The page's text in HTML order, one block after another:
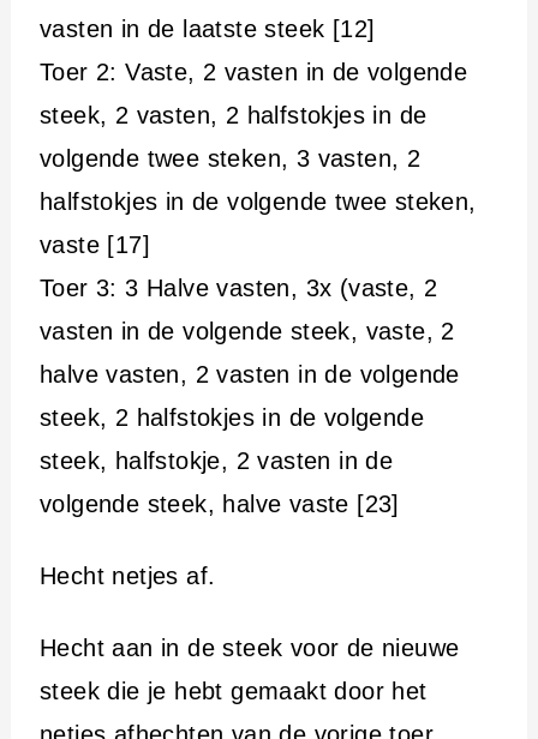
vasten in de laatste steek [12]
Toer 2: Vaste, 2 vasten in de volgende
steek, 2 vasten, 2 halfstokjes in de
volgende twee steken, 3 vasten, 2
halfstokjes in de volgende twee steken,
vaste [17]
Toer 3: 3 Halve vasten, 3x (vaste, 2
vasten in de volgende steek, vaste, 2
halve vasten, 2 vasten in de volgende
steek, 2 halfstokjes in de volgende
steek, halfstokje, 2 vasten in de
volgende steek, halve vaste [23]
Hecht netjes af.
Hecht aan in de steek voor de nieuwe
steek die je hebt gemaakt door het